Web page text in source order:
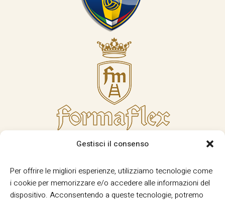
Gestisci il consenso
Per offrire le migliori esperienze, utilizziamo tecnologie come
i cookie per memorizzare e/o accedere alle informazioni del
dispositivo. Acconsentendo a queste tecnologie, potremo